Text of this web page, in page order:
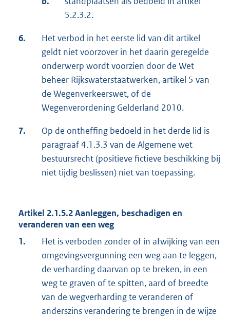
5.2.3.2.
6.
Het verbod in het eerste lid van dit artikel
geldt niet voorzover in het daarin geregelde
onderwerp wordt voorzien door de Wet
beheer Rijkswaterstaatwerken, artikel 5 van
de Wegenverkeerswet, of de
Wegenverordening Gelderland 2010.
7.
Op de ontheffing bedoeld in het derde lid is
paragraaf 4.1.3.3 van de Algemene wet
bestuursrecht (positieve fictieve beschikking bij
niet tijdig beslissen) niet van toepassing.
Artikel 2.1.5.2 Aanleggen, beschadigen en
veranderen van een weg
1.
Het is verboden zonder of in afwijking van een
omgevingsvergunning een weg aan te leggen,
de verharding daarvan op te breken, in een
weg te graven of te spitten, aard of breedte
van de wegverharding te veranderen of
anderszins verandering te brengen in de wijze